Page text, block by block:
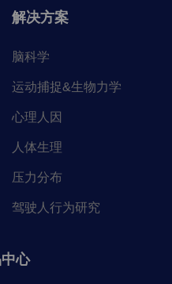
解决方案
脑科学
运动捕捉&生物力学
心理人因
人体生理
压力分布
驾驶人行为研究
心